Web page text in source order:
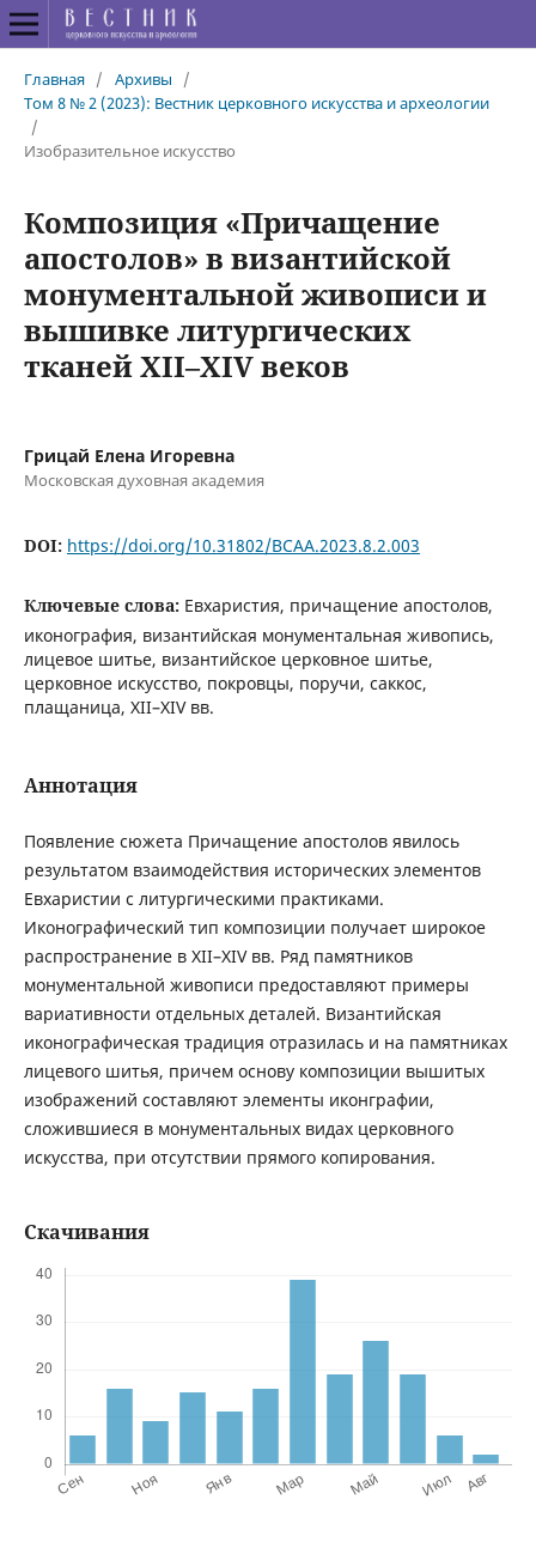
Главная / Архивы
/
Том 8 № 2 (2023): Вестник церковного искусства и археологии
/
Изобразительное искусство
Композиция «Причащение
апостолов» в византийской
монументальной живописи и
вышивке литургических
тканей XII–XIV веков
Грицай Елена Игоревна
Московская духовная академия
DOI: https://doi.org/10.31802/BCAA.2023.8.2.003
Ключевые слова: Евхаристия, причащение апостолов,
иконография, византийская монументальная живопись,
лицевое шитье, византийское церковное шитье,
церковное искусство, покровцы, поручи, саккос,
плащаница, XII–XIV вв.
Аннотация
Появление сюжета Причащение апостолов явилось
результатом взаимодействия исторических элементов
Евхаристии с литургическими практиками.
Иконографический тип композиции получает широкое
распространение в XII–XIV вв. Ряд памятников
монументальной живописи предоставляют примеры
вариативности отдельных деталей. Византийская
иконографическая традиция отразилась и на памятниках
лицевого шитья, причем основу композиции вышитых
изображений составляют элементы иконграфии,
сложившиеся в монументальных видах церковного
искусства, при отсутствии прямого копирования.
Скачивания